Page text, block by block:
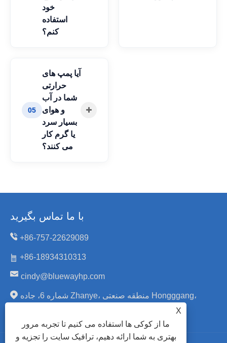
خود
استفاده
کنم؟
05
آیا پمپ های
حرارتی
شما در آب
و هوای
بسیار سرد
یا گرم کار
می کنند؟
با ما تماس بگیرید
+86-757-22629089
+86-18934310313
cindy@bluewayhp.com
شماره 6، جاده Zhanye، منطقه صنعتی Hongggang،
X
ما از کوکی ها استفاده می کنیم تا تجربه مرور
بهتری به شما ارائه دهیم، ترافیک سایت را تجزیه و